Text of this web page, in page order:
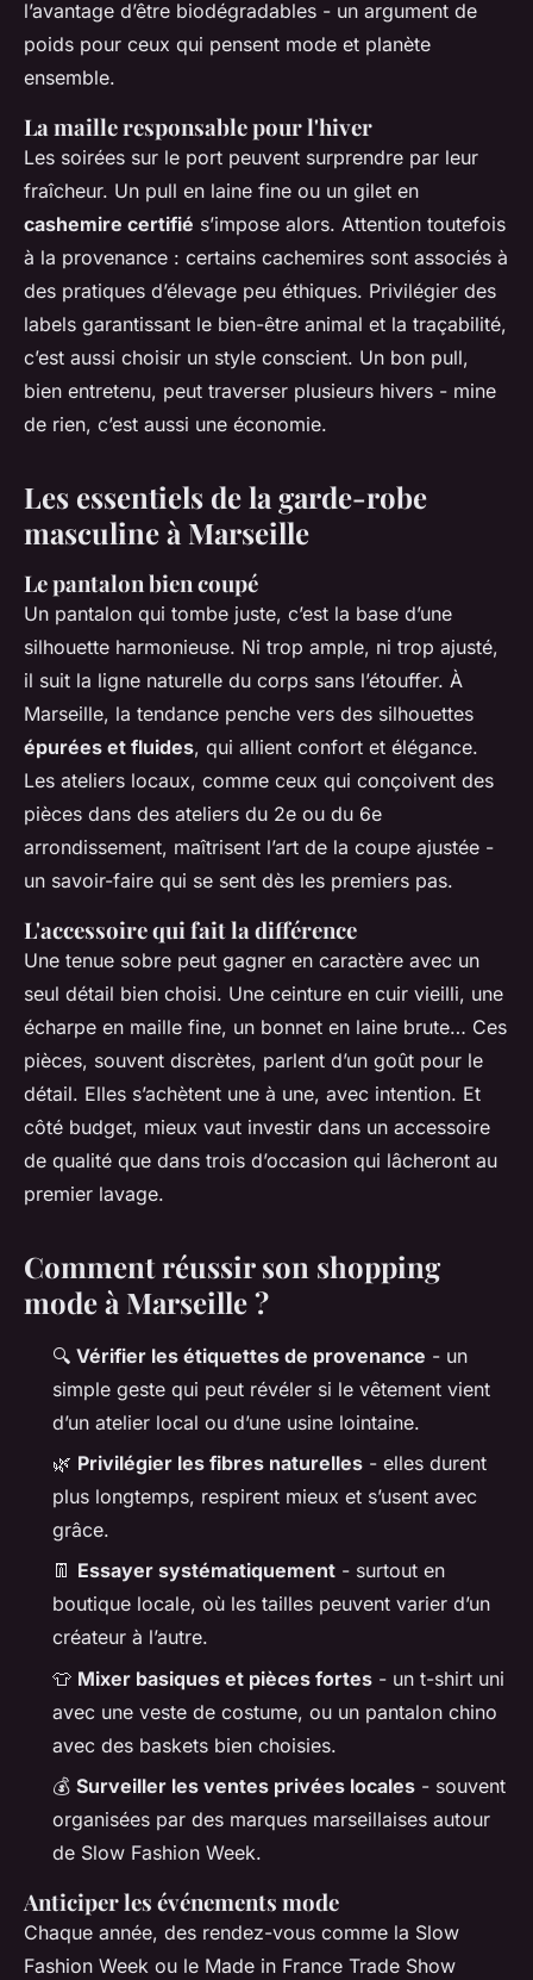
l’avantage d’être biodégradables - un argument de
poids pour ceux qui pensent mode et planète
ensemble.
La maille responsable pour l'hiver
Les soirées sur le port peuvent surprendre par leur
fraîcheur. Un pull en laine fine ou un gilet en
cashemire certifié s’impose alors. Attention toutefois
à la provenance : certains cachemires sont associés à
des pratiques d’élevage peu éthiques. Privilégier des
labels garantissant le bien-être animal et la traçabilité,
c’est aussi choisir un style conscient. Un bon pull,
bien entretenu, peut traverser plusieurs hivers - mine
de rien, c’est aussi une économie.
Les essentiels de la garde-robe
masculine à Marseille
Le pantalon bien coupé
Un pantalon qui tombe juste, c’est la base d’une
silhouette harmonieuse. Ni trop ample, ni trop ajusté,
il suit la ligne naturelle du corps sans l’étouffer. À
Marseille, la tendance penche vers des silhouettes
épurées et fluides, qui allient confort et élégance.
Les ateliers locaux, comme ceux qui conçoivent des
pièces dans des ateliers du 2e ou du 6e
arrondissement, maîtrisent l’art de la coupe ajustée -
un savoir-faire qui se sent dès les premiers pas.
L'accessoire qui fait la différence
Une tenue sobre peut gagner en caractère avec un
seul détail bien choisi. Une ceinture en cuir vieilli, une
écharpe en maille fine, un bonnet en laine brute… Ces
pièces, souvent discrètes, parlent d’un goût pour le
détail. Elles s’achètent une à une, avec intention. Et
côté budget, mieux vaut investir dans un accessoire
de qualité que dans trois d’occasion qui lâcheront au
premier lavage.
Comment réussir son shopping
mode à Marseille ?
🔍 Vérifier les étiquettes de provenance - un
simple geste qui peut révéler si le vêtement vient
d’un atelier local ou d’une usine lointaine.
🌿 Privilégier les fibres naturelles - elles durent
plus longtemps, respirent mieux et s’usent avec
grâce.
👖 Essayer systématiquement - surtout en
boutique locale, où les tailles peuvent varier d’un
créateur à l’autre.
👕 Mixer basiques et pièces fortes - un t-shirt uni
avec une veste de costume, ou un pantalon chino
avec des baskets bien choisies.
💰 Surveiller les ventes privées locales - souvent
organisées par des marques marseillaises autour
de Slow Fashion Week.
Anticiper les événements mode
Chaque année, des rendez-vous comme la Slow
Fashion Week ou le Made in France Trade Show